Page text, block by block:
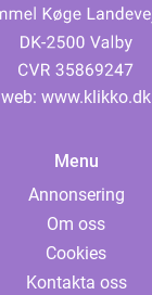
web: www.klikko.dk
Menu
Annonsering
Om oss
Cookies
Kontakta oss